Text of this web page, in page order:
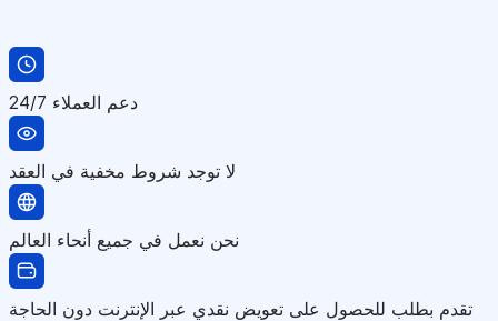
دعم العملاء 24/7
لا توجد شروط مخفية في العقد
نحن نعمل في جميع أنحاء العالم
تقدم بطلب للحصول على تعويض نقدي عبر الإنترنت دون الحاجة